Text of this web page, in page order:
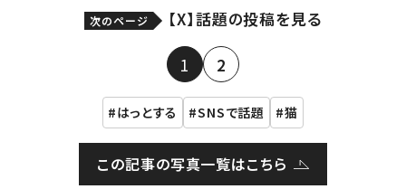
次のページ 【X】話題の投稿を見る
1 2
はっとする SNSで話題 猫
この記事の写真一覧はこちら